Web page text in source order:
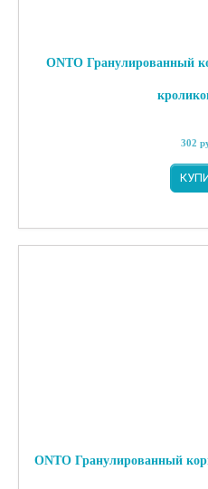
ONTO Гранулированный
302
ONTO Гранулированный